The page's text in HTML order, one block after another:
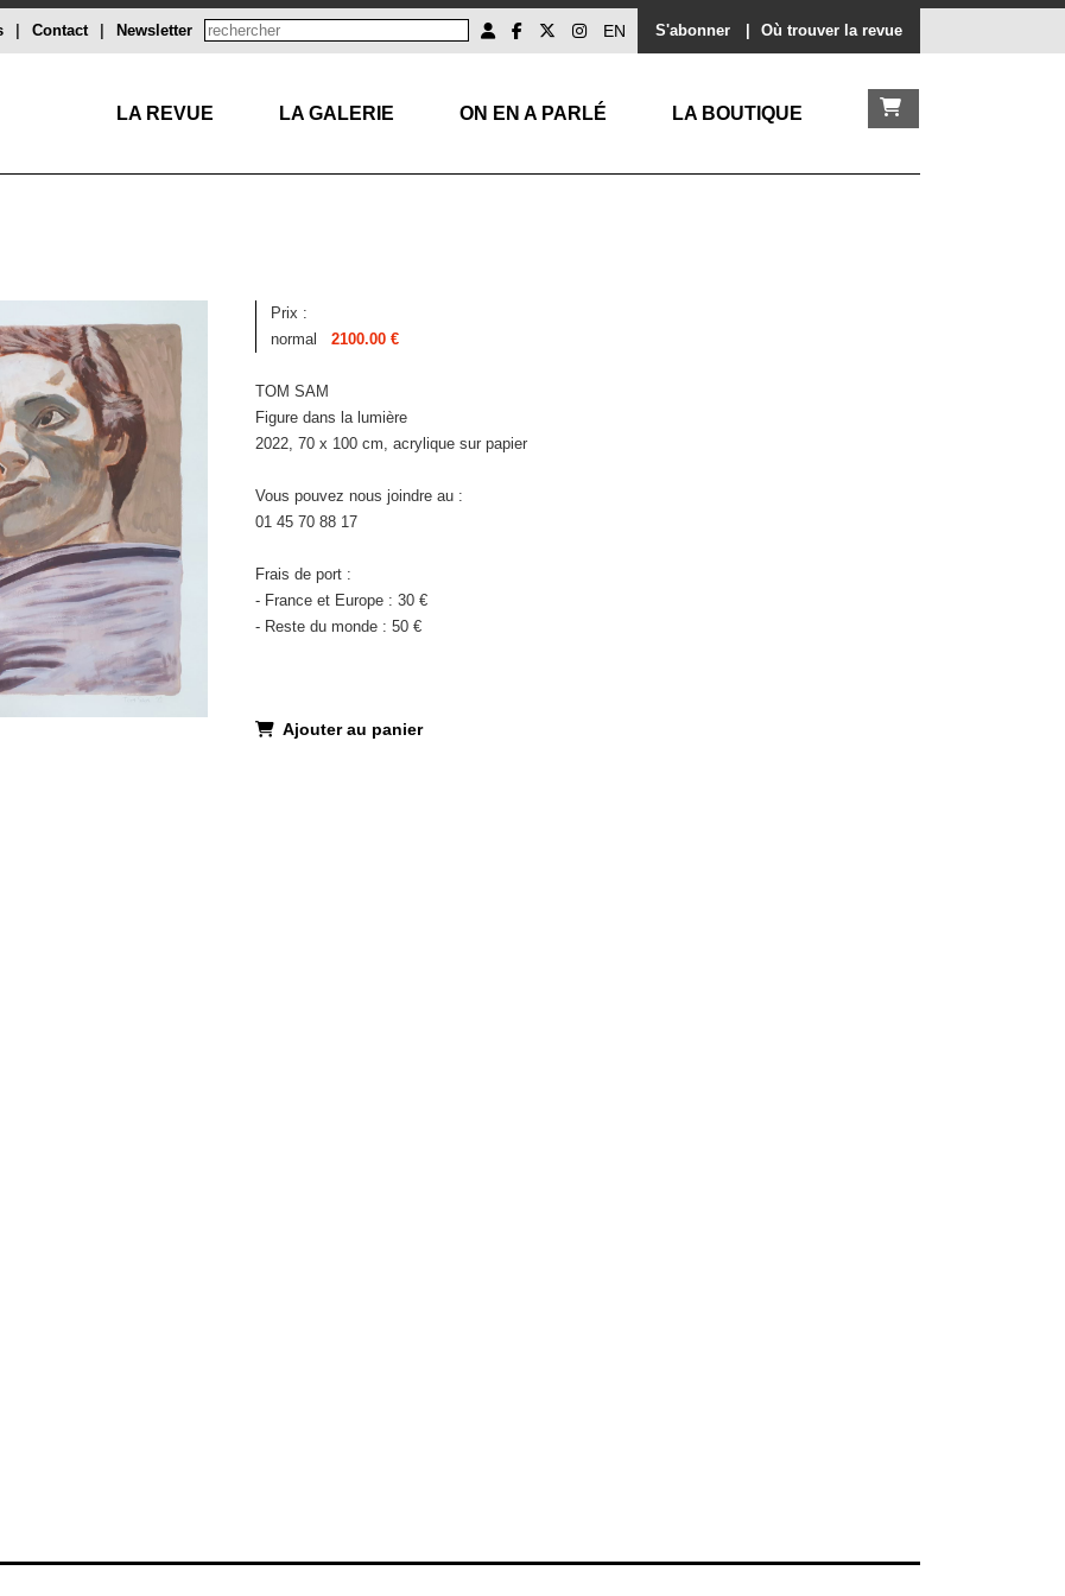
S'abonner Où trouver la revue
EN
Newsletter
Contact
LA REVUE LA GALERIE ON EN A PARLÉ LA BOUTIQUE
Prix :
normal
2100.00 €
TOM SAM
Figure dans la lumière
2022, 70 x 100 cm, acrylique sur papier
Vous pouvez nous joindre au :
01 45 70 88 17
Frais de port :
- France et Europe : 30 €
- Reste du monde : 50 €
Ajouter au panier